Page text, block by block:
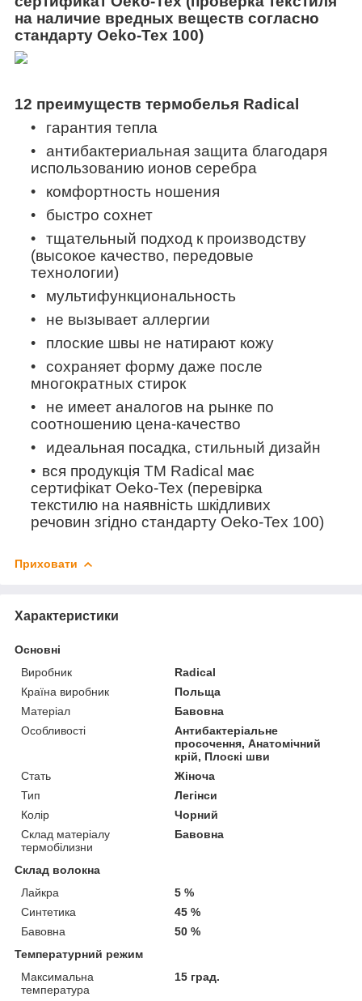
на наличие вредных веществ согласно
стандарту Oeko-Tex 100)
12 преимуществ термобелья Radical
гарантия тепла
антибактериальная защита благодаря
использованию ионов серебра
комфортность ношения
быстро сохнет
тщательный подход к производству
(высокое качество, передовые
технологии)
мультифункциональность
не вызывает аллергии
плоские швы не натирают кожу
сохраняет форму даже после
многократных стирок
не имеет аналогов на рынке по
соотношению цена-качество
идеальная посадка, стильный дизайн
вся продукція ТМ Radical має
сертифікат Oeko-Tex (перевірка
текстилю на наявність шкідливих
речовин згідно стандарту Oeko-Tex 100)
Приховати
Характеристики
Основні
Виробник
Radical
Країна виробник
Польща
Матеріал
Бавовна
Особливості
Антибактеріальне
просочення, Анатомічний
крій, Плоскі шви
Стать
Жіноча
Тип
Легінси
Колір
Чорний
Склад матеріалу
термобілизни
Бавовна
Склад волокна
Лайкра
5 %
Синтетика
45 %
Бавовна
50 %
Температурний режим
Максимальна
температура
15 град.